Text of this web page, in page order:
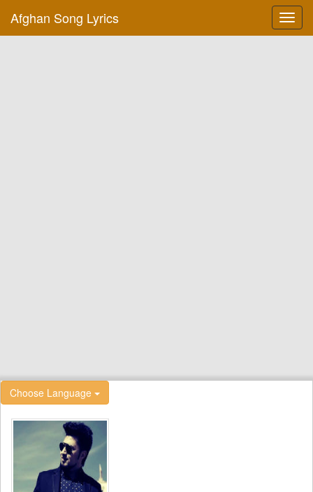
Afghan Song Lyrics
Choose Language